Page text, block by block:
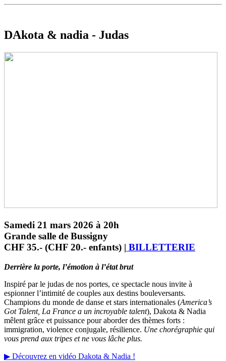
DAkota & nadia - Judas
Samedi 21 mars 2026 à 20h
Grande salle de Bussigny
CHF 35.- (CHF 20.- enfants) | BILLETTERIE
Derrière la porte, l’émotion à l’état brut
Inspiré par le judas de nos portes, ce spectacle nous invite à
espionner l’intimité de couples aux destins bouleversants.
Champions du monde de danse et stars internationales (America’s
Got Talent, La France a un incroyable talent), Dakota & Nadia
mêlent grâce et puissance pour aborder des thèmes forts :
immigration, violence conjugale, résilience. Une chorégraphie qui
vous prend aux tripes et ne vous lâche plus.
▶ Découvrez en vidéo Dakota & Nadia !